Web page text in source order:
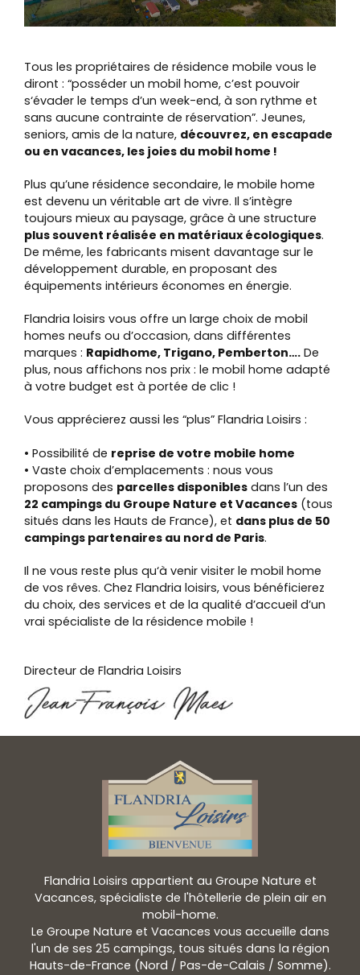
Tous les propriétaires de résidence mobile vous le
diront : “posséder un mobil home, c’est pouvoir
s‘évader le temps d’un week-end, à son rythme et
sans aucune contrainte de réservation”. Jeunes,
seniors, amis de la nature, découvrez, en escapade
ou en vacances, les joies du mobil home !
Plus qu’une résidence secondaire, le mobile home
est devenu un véritable art de vivre. Il s’intègre
toujours mieux au paysage, grâce à une structure
plus souvent réalisée en matériaux écologiques.
De même, les fabricants misent davantage sur le
développement durable, en proposant des
équipements intérieurs économes en énergie.
Flandria loisirs vous offre un large choix de mobil
homes neufs ou d’occasion, dans différentes
marques : Rapidhome, Trigano, Pemberton…. De
plus, nous affichons nos prix : le mobil home adapté
à votre budget est à portée de clic !
Vous apprécierez aussi les “plus” Flandria Loisirs :
• Possibilité de reprise de votre mobile home
• Vaste choix d’emplacements : nous vous
proposons des parcelles disponibles dans l’un des
22 campings du Groupe Nature et Vacances (tous
situés dans les Hauts de France), et dans plus de 50
campings partenaires au nord de Paris.
Il ne vous reste plus qu‘à venir visiter le mobil home
de vos rêves. Chez Flandria loisirs, vous bénéficierez
du choix, des services et de la qualité d’accueil d’un
vrai spécialiste de la résidence mobile !
Directeur de Flandria Loisirs
Flandria Loisirs appartient au Groupe Nature et
Vacances, spécialiste de l'hôtellerie de plein air en
mobil-home.
Le Groupe Nature et Vacances vous accueille dans
l'un de ses 25 campings, tous situés dans la région
Hauts-de-France (Nord / Pas-de-Calais / Somme).